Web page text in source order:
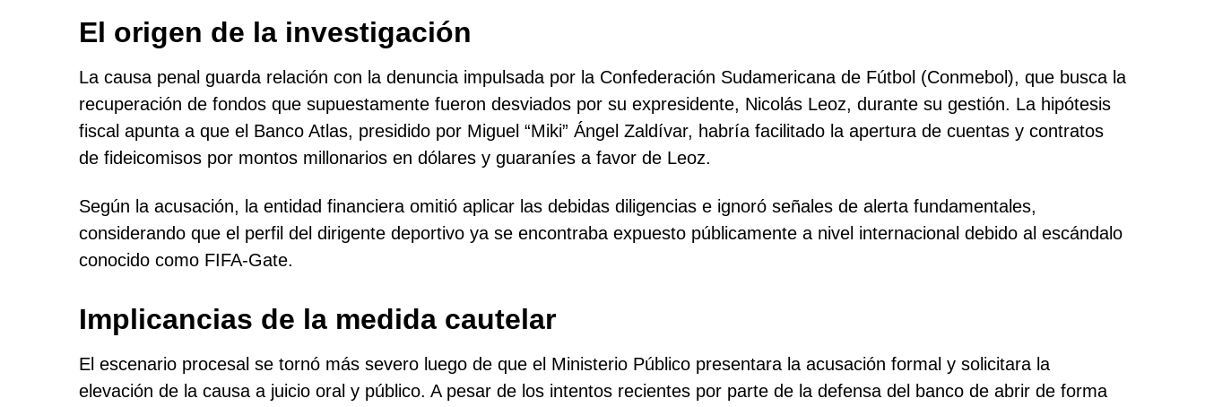
El origen de la investigación
La causa penal guarda relación con la denuncia impulsada por la Confederación Sudamericana de Fútbol (Conmebol), que busca la
recuperación de fondos que supuestamente fueron desviados por su expresidente, Nicolás Leoz, durante su gestión. La hipótesis
fiscal apunta a que el Banco Atlas, presidido por Miguel “Miki” Ángel Zaldívar, habría facilitado la apertura de cuentas y contratos
de fideicomisos por montos millonarios en dólares y guaraníes a favor de Leoz.
Según la acusación, la entidad financiera omitió aplicar las debidas diligencias e ignoró señales de alerta fundamentales,
considerando que el perfil del dirigente deportivo ya se encontraba expuesto públicamente a nivel internacional debido al escándalo
conocido como FIFA-Gate.
Implicancias de la medida cautelar
El escenario procesal se tornó más severo luego de que el Ministerio Público presentara la acusación formal y solicitara la
elevación de la causa a juicio oral y público. A pesar de los intentos recientes por parte de la defensa del banco de abrir de forma